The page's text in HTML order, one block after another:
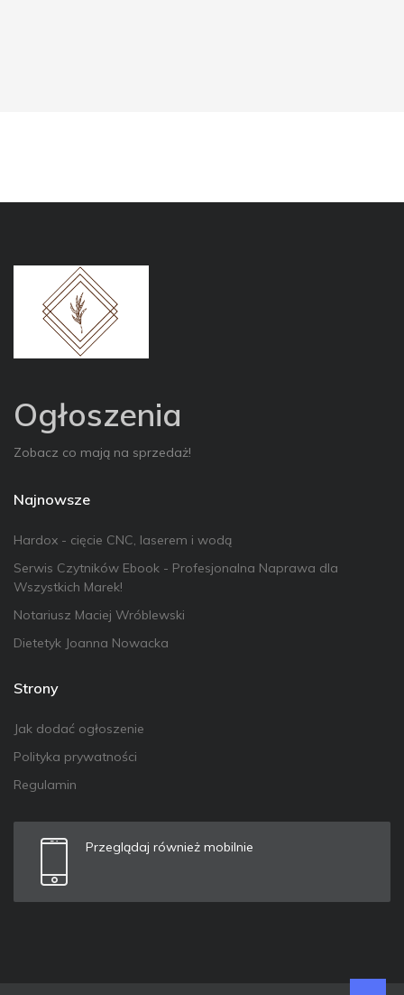
Ogłoszenia
Zobacz co mają na sprzedaż!
Najnowsze
Hardox - cięcie CNC, laserem i wodą
Serwis Czytników Ebook - Profesjonalna Naprawa dla
Wszystkich Marek!
Notariusz Maciej Wróblewski
Dietetyk Joanna Nowacka
Strony
Jak dodać ogłoszenie
Polityka prywatności
Regulamin
Przeglądaj również mobilnie